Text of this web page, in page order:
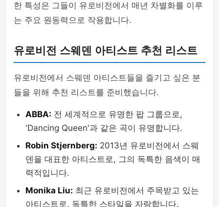
한 특성은 그들이 유로비전에서 매년 차별화를 이루
는 주요 원동력으로 작용합니다.
유로비전 스웨덴 아티스트 추천 리스트
유로비전에서 스웨덴 아티스트들을 즐기고 싶은 분
들을 위해 추천 리스트를 준비했습니다.
ABBA: 전 세계적으로 유명한 팝 그룹으로,
'Dancing Queen'과 같은 곡이 유명합니다.
Robin Stjernberg: 2013년 유로비전에서 스웨
덴을 대표한 아티스트로, 그의 독특한 음색이 매
력적입니다.
Monika Liu: 최근 유로비전에서 주목받고 있는
아티스트로, 독특한 스타일을 자랑합니다.